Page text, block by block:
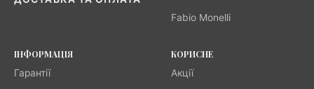
Fabio Monelli
ІНФОРМАЦІЯ
Гарантії
КОРИСНЕ
Акції